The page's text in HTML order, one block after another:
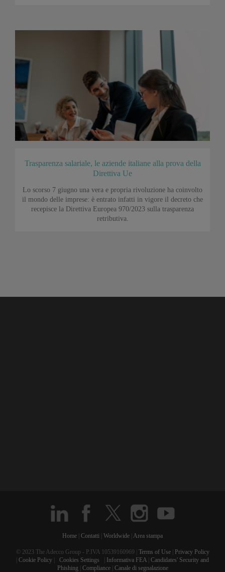
Trasparenza salariale, le aziende italiane alla prova della
Direttiva Ue
Lo scorso 7 giugno una vera e propria rivoluzione ha coinvolto
il mondo delle imprese: è entrato infatti in vigore il decreto che
recepisce la Direttiva Europea 970/2023 sulla trasparenza
retributiva.
Home Contatti Worldwide Area stampa
© 2023 The Adecco Group - P.IVA 10539160969 | Terms of Use|
Privacy Policy
Cookie Policy Cookies Settings Informativa FEA
Candidates' Security and
Phishing
Compliance| Canale di segnalazione